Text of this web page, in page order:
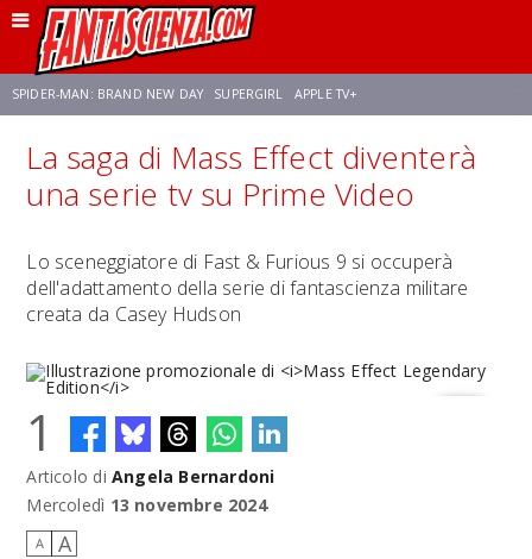
SPIDER-MAN: BRAND NEW DAY SUPERGIRL APPLE TV+
FRANCO RICCIARDIELLO ZENDAYA STAR TREK AVENGERS: DOOMSDAY
La saga di Mass Effect diventerà
una serie tv su Prime Video
Lo sceneggiatore di Fast & Furious 9 si occuperà
dell'adattamento della serie di fantascienza militare
creata da Casey Hudson
Illustrazione promozionale di
1
Articolo di Angela Bernardoni
Mercoledì 13 novembre 2024
A A